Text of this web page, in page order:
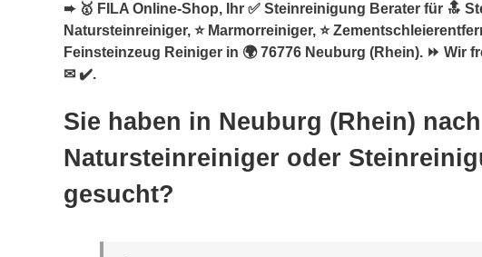
➨ 🥇 FILA Online-Shop, Ihr ✅ Steinreinigung Berater für 🔝
Natursteinreiniger, ⭐ Marmorreiniger, ⭐
Feinsteinzeug Reiniger in 🌍 76776 Neuburg (Rhein). ⏩ Wir
✉ ✔️.
Sie haben in Neuburg (Rhein) nach
Natursteinreiniger oder
gesucht?